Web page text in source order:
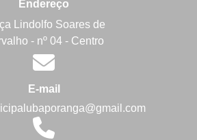
Endereço
Lindolfo Soares de
- nº 04 - Centro
E-mail